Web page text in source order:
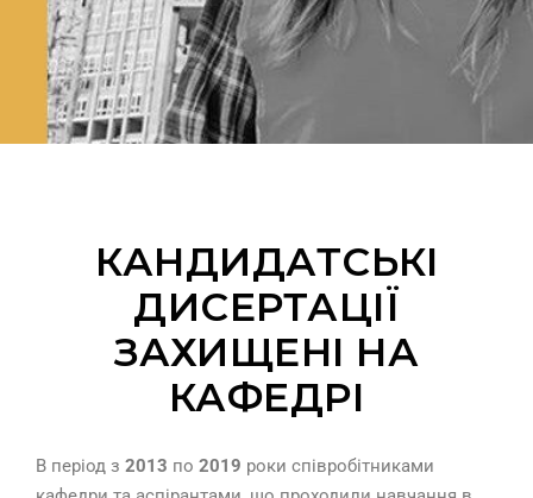
КАНДИДАТСЬКІ
ДИСЕРТАЦІЇ
ЗАХИЩЕНІ НА
КАФЕДРІ
В період з 2013 по 2019 роки співробітниками